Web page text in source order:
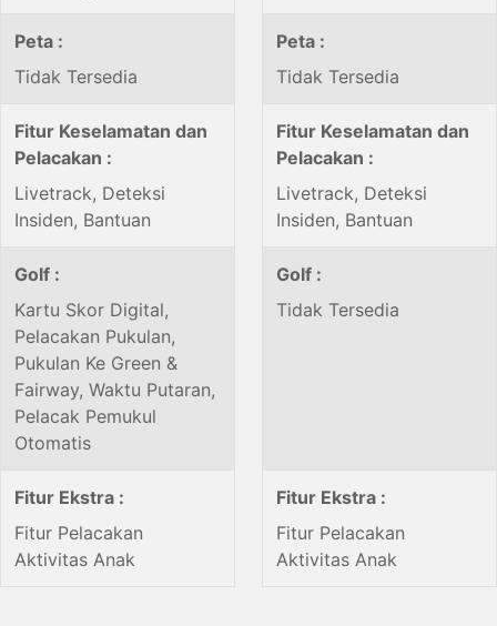
Peta :
Tidak Tersedia
Peta :
Tidak Tersedia
Fitur Keselamatan dan
Pelacakan :
Livetrack, Deteksi
Insiden, Bantuan
Fitur Keselamatan dan
Pelacakan :
Livetrack, Deteksi
Insiden, Bantuan
Golf :
Kartu Skor Digital,
Pelacakan Pukulan,
Pukulan Ke Green &
Fairway, Waktu Putaran,
Pelacak Pemukul
Otomatis
Golf :
Tidak Tersedia
Fitur Ekstra :
Fitur Pelacakan
Aktivitas Anak
Fitur Ekstra :
Fitur Pelacakan
Aktivitas Anak